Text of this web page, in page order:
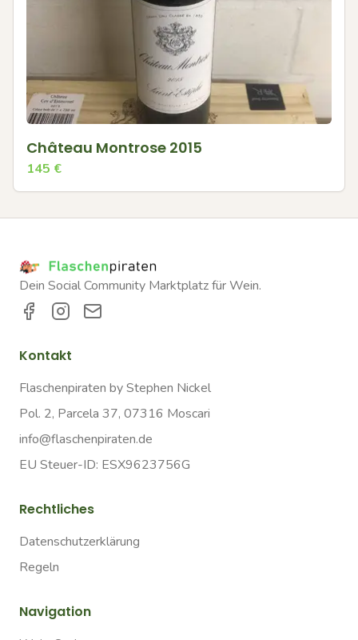
Château Montrose 2015
145 €
Dein Social Community Marktplatz für Wein.
Kontakt
Flaschenpiraten by Stephen Nickel
Pol. 2, Parcela 37, 07316 Moscari
info@flaschenpiraten.de
EU Steuer-ID: ESX9623756G
Rechtliches
Datenschutzerklärung
Regeln
Navigation